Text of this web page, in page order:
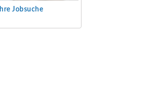
Ihre Jobsuche